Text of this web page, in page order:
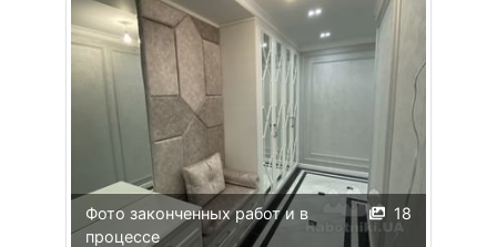
18
Фото законченных работ и в
процессе